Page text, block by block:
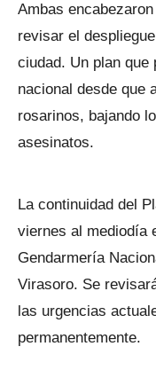
Ambas
revisar el
ciudad. Un plan que
nacional desde que
rosarinos, bajando
asesinatos.
La continuidad del
viernes al mediodía
Gendarmería
Virasoro. Se
las urgencias
permanentemente.